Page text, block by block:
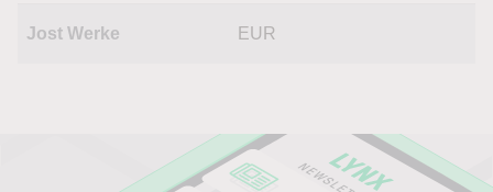
Jost Werke EUR